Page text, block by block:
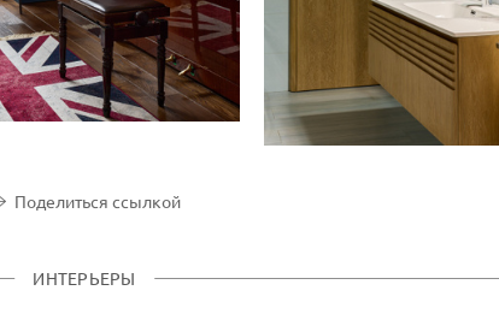
Поделиться ссылкой
ИНТЕРЬЕРЫ